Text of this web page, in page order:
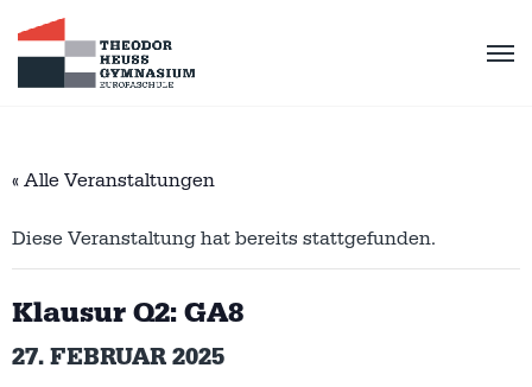
« Alle Veranstaltungen
Diese Veranstaltung hat bereits stattgefunden.
Klausur Q2: GA8
27. FEBRUAR 2025